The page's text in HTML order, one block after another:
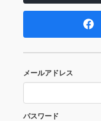
メールアドレス
パスワード